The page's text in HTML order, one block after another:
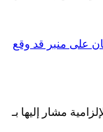
على منبر قد وقع
مشار إليها بـ